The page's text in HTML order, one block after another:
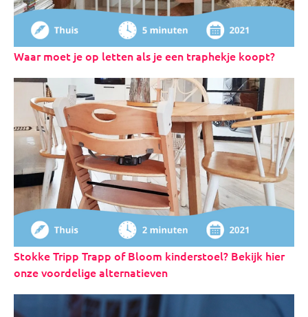
Waar moet je op letten als je een traphekje koopt?
Stokke Tripp Trapp of Bloom kinderstoel? Bekijk hier
onze voordelige alternatieven